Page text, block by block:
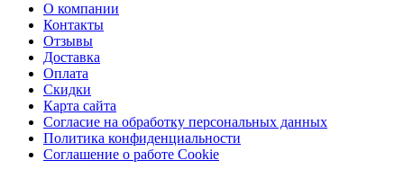
О компании
Контакты
Отзывы
Доставка
Оплата
Скидки
Карта сайта
Согласие на обработку персональных данных
Политика конфиденциальности
Соглашение о работе Cookie